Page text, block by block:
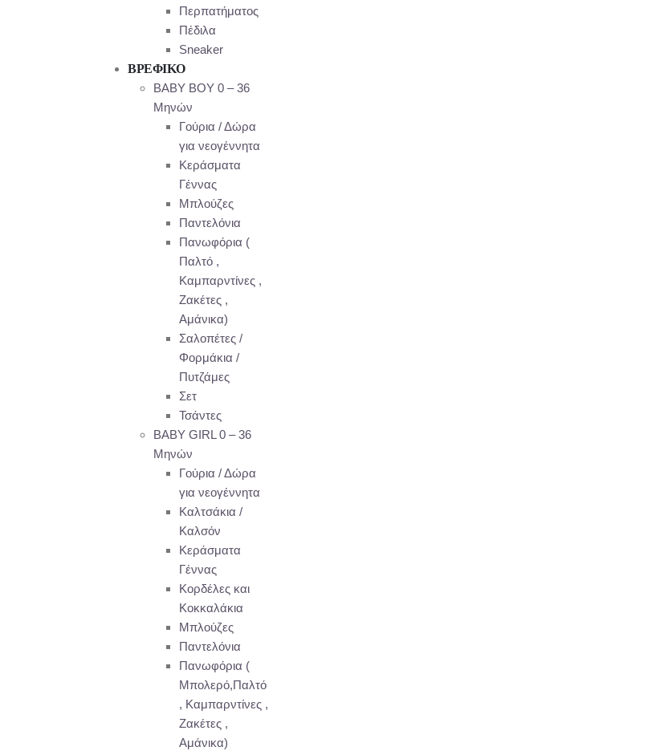
Περπατήματος
Πέδιλα
Sneaker
ΒΡΕΦΙΚΟ
ΒΑΒΥ ΒΟΥ 0 – 36
Μηνών
Γούρια / Δώρα
για νεογέννητα
Κεράσματα
Γέννας
Μπλούζες
Παντελόνια
Πανωφόρια (
Παλτό ,
Καμπαρντίνες ,
Ζακέτες ,
Αμάνικα)
Σαλοπέτες /
Φορμάκια /
Πυτζάμες
Σετ
Τσάντες
BABY GIRL 0 – 36
Μηνών
Γούρια / Δώρα
για νεογέννητα
Καλτσάκια /
Καλσόν
Κεράσματα
Γέννας
Κορδέλες και
Κοκκαλάκια
Μπλούζες
Παντελόνια
Πανωφόρια (
Μπολερό,Παλτό
, Καμπαρντίνες ,
Ζακέτες ,
Αμάνικα)